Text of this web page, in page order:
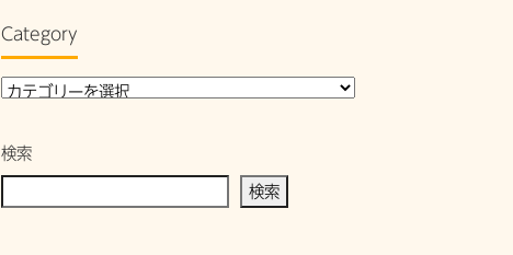
Category
検索
検索